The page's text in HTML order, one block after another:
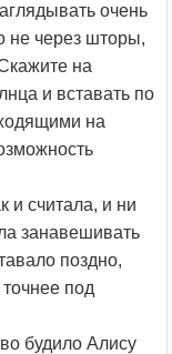
очень
не через шторы,
на
и вставать по
на
и считала, и ни
занавешивать
поздно,
под
будило Алису